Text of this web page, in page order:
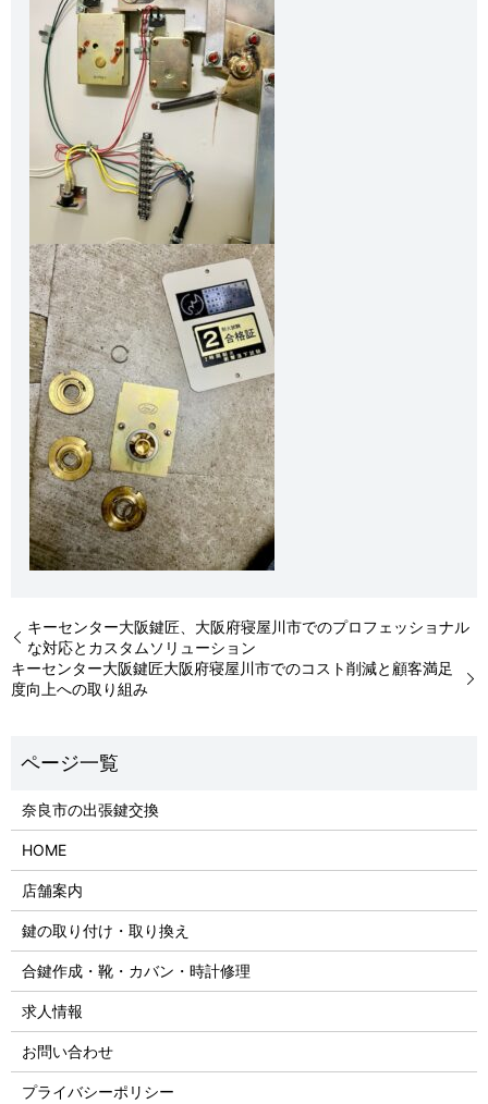
キーセンター大阪鍵匠、大阪府寝屋川市でのプロフェッショナル
な対応とカスタムソリューション
キーセンター大阪鍵匠大阪府寝屋川市でのコスト削減と顧客満足
度向上への取り組み
奈良市の出張鍵交換
HOME
店舗案内
鍵の取り付け・取り換え
合鍵作成・靴・カバン・時計修理
求人情報
お問い合わせ
プライバシーポリシー